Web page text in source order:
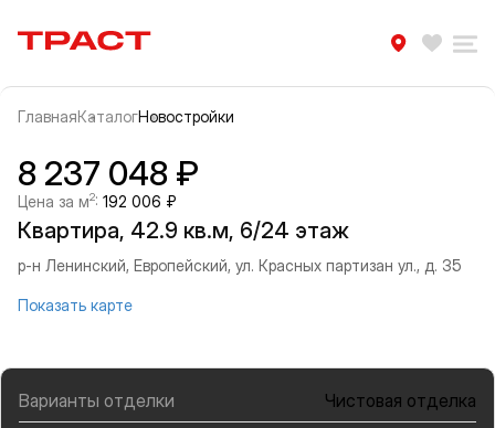
Траст | Служба недвижимости
ГлавнаяКаталогНовостройки
Информация об объекте
Галерея
8 237 048 ₽
Цена за м2: 192 006 ₽
Квартира, 42.9 кв.м, 6/24 этаж
р-н Ленинский, Европейский, ул. Красных партизан ул., д. 35
Показать карте
Варианты отделки Чистовая отделка